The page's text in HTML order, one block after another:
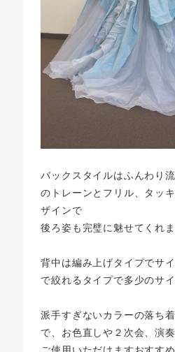
バックスタイルはふんわり
のトレーンとフリル、タッ
ザインで
後ろ姿も完璧に魅せてくれま
背中は編み上げタイプでサ
で絞れるタイプで多少のサ
派手すぎないカラーの落ち
で、お色直しや２次会、演
ご使用いただけますおすす